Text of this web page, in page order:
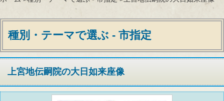
種別・テーマで選ぶ - 市指定
上宮地伝嗣院の大日如来座像